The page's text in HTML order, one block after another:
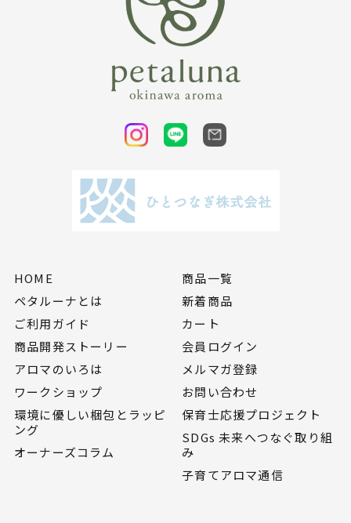
HOME
ペタルーナとは
ご利用ガイド
商品開発ストーリー
アロマのいろは
ワークショップ
環境に優しい梱包とラッピ
ング
オーナーズコラム
商品一覧
新着商品
カート
会員ログイン
メルマガ登録
お問い合わせ
保育士応援プロジェクト
SDGs 未来へつなぐ取り組
み
子育てアロマ通信